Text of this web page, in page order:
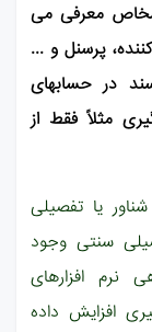
معرفی می
پرسنل و ...
در حسابهای
مثلاً فقط از
یا تفصیلی
سنتی وجود
نرم افزارهای
افزایش داده